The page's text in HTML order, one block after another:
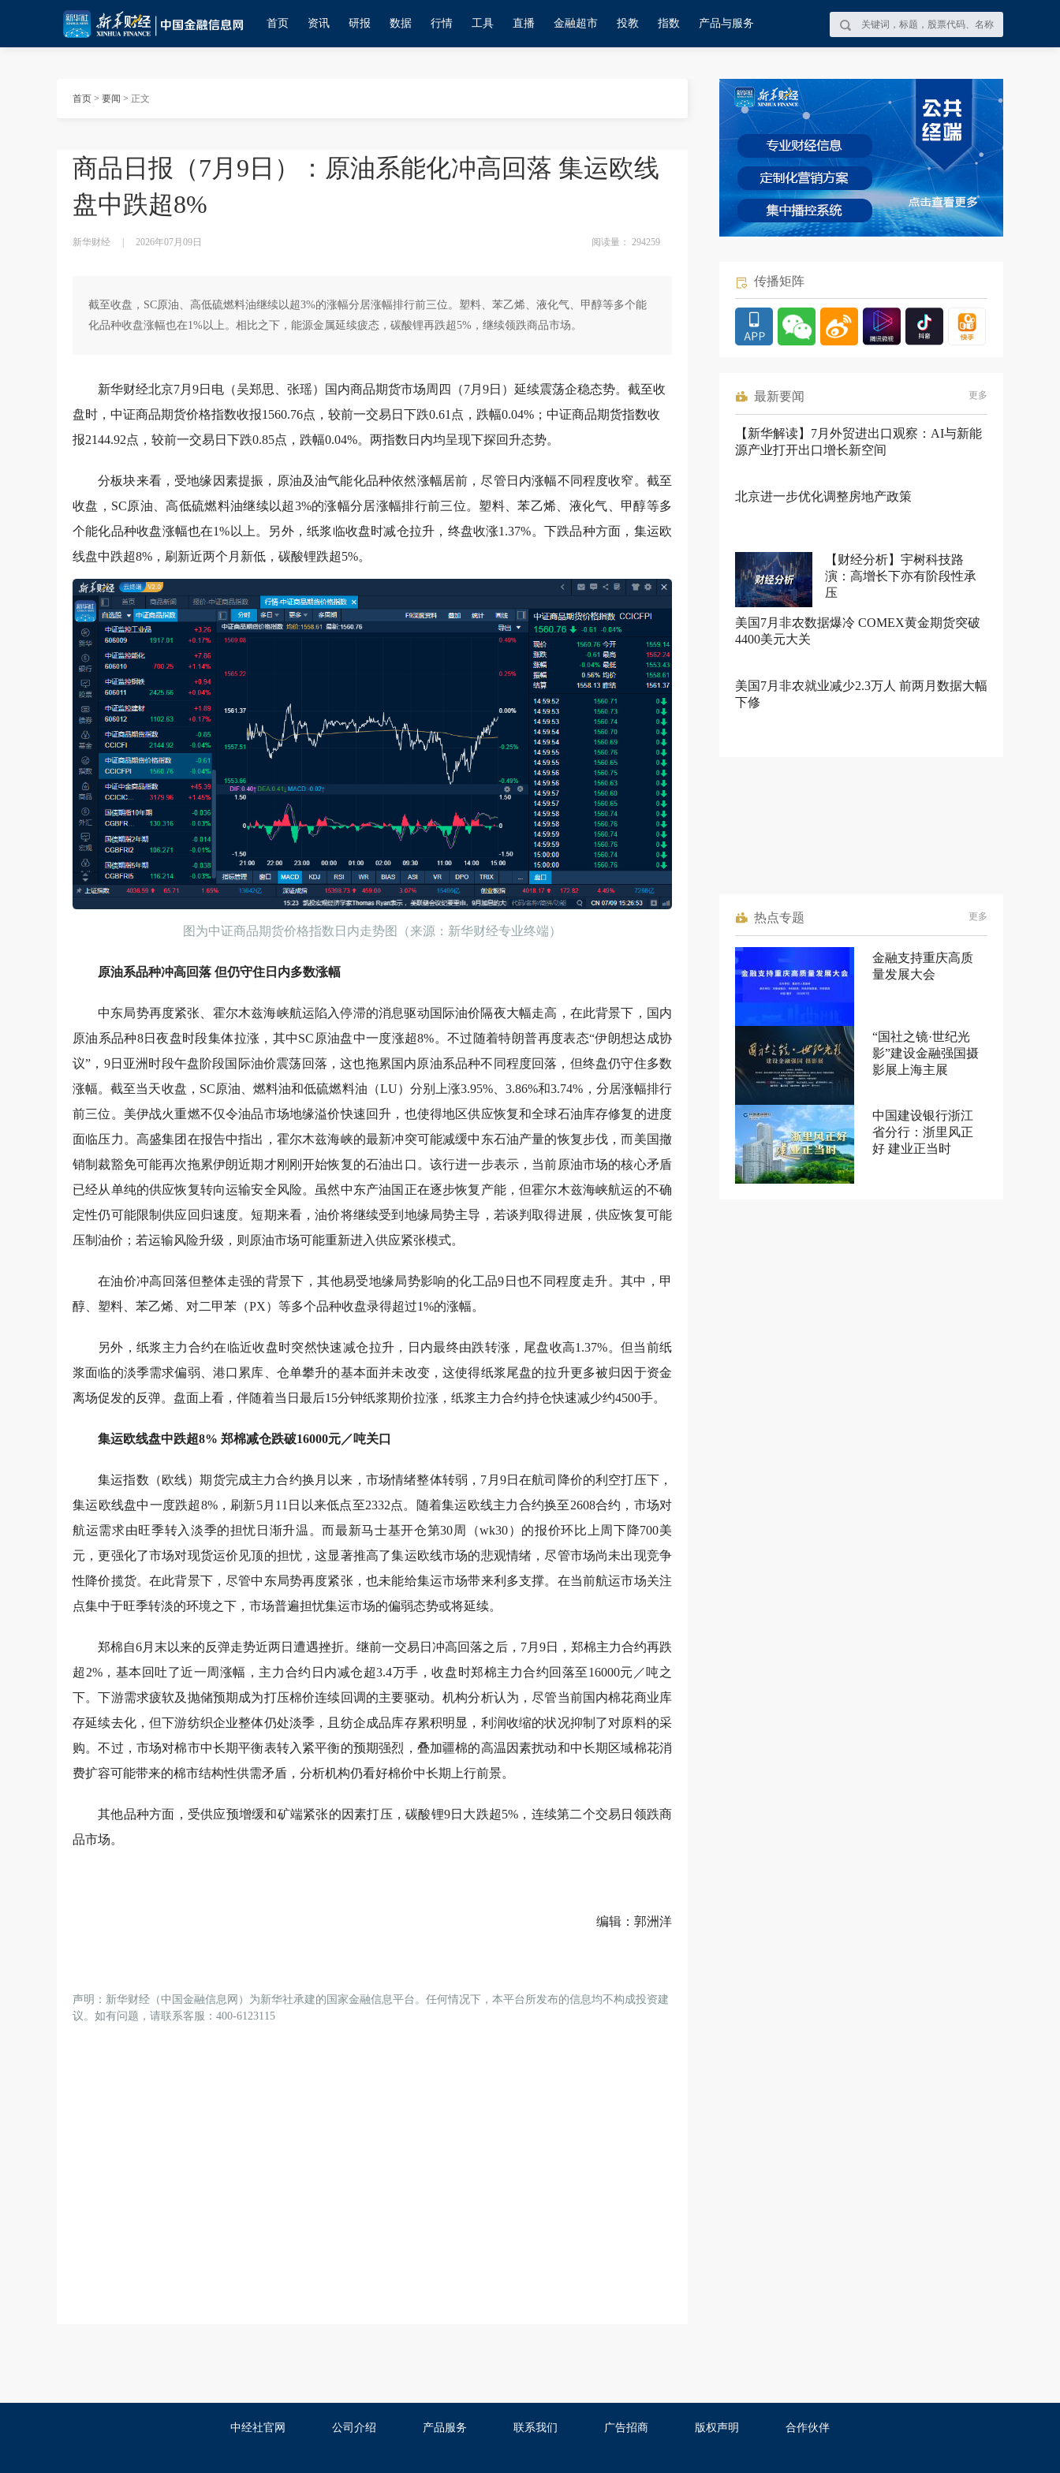
首页 资讯 研报 数据 行情 工具 直播 金融超市 投教 指数 产品与服务
首页 > 要闻 > 正文
商品日报（7月9日）：原油系能化冲高回落 集运欧线
盘中跌超8%
新华财经 2026年07月09日 阅读量： 294259
截至收盘，SC原油、高低硫燃料油继续以超3%的涨幅分居涨幅排行前三位。塑料、苯乙烯、液化气、甲醇等多个能
化品种收盘涨幅也在1%以上。相比之下，能源金属延续疲态，碳酸锂再跌超5%，继续领跌商品市场。
新华财经北京7月9日电（吴郑思、张瑶）国内商品期货市场周四（7月9日）延续震荡企稳态势。截至收
盘时，中证商品期货价格指数收报1560.76点，较前一交易日下跌0.61点，跌幅0.04%；中证商品期货指数收
报2144.92点，较前一交易日下跌0.85点，跌幅0.04%。两指数日内均呈现下探回升态势。
分板块来看，受地缘因素提振，原油及油气能化品种依然涨幅居前，尽管日内涨幅不同程度收窄。截至
收盘，SC原油、高低硫燃料油继续以超3%的涨幅分居涨幅排行前三位。塑料、苯乙烯、液化气、甲醇等多
个能化品种收盘涨幅也在1%以上。另外，纸浆临收盘时减仓拉升，终盘收涨1.37%。下跌品种方面，集运欧
线盘中跌超8%，刷新近两个月新低，碳酸锂跌超5%。
图为中证商品期货价格指数日内走势图（来源：新华财经专业终端）
原油系品种冲高回落 但仍守住日内多数涨幅
中东局势再度紧张、霍尔木兹海峡航运陷入停滞的消息驱动国际油价隔夜大幅走高，在此背景下，国内
原油系品种8日夜盘时段集体拉涨，其中SC原油盘中一度涨超8%。不过随着特朗普再度表态“伊朗想达成协
议”，9日亚洲时段午盘阶段国际油价震荡回落，这也拖累国内原油系品种不同程度回落，但终盘仍守住多数
涨幅。截至当天收盘，SC原油、燃料油和低硫燃料油（LU）分别上涨3.95%、3.86%和3.74%，分居涨幅排行
前三位。美伊战火重燃不仅令油品市场地缘溢价快速回升，也使得地区供应恢复和全球石油库存修复的进度
面临压力。 高盛集团在报告中指出，霍尔木兹海峡的最新冲突可能减缓中东石油产量的恢复步伐，而美国撤
销制裁豁免可能再次拖累伊朗近期才刚刚开始恢复的石油出口。该行进一步表示，当前原油市场的核心矛盾
已经从单纯的供应恢复转向运输安全风险。虽然中东产油国正在逐步恢复产能，但霍尔木兹海峡航运的不确
定性仍可能限制供应回归速度。短期来看，油价将继续受到地缘局势主导，若谈判取得进展，供应恢复可能
压制油价；若运输风险升级，则原油市场可能重新进入供应紧张模式。
在油价冲高回落但整体走强的背景下，其他易受地缘局势影响的化工品9日也不同程度走升。其中，甲
醇、塑料、苯乙烯、对二甲苯（PX）等多个品种收盘录得超过1%的涨幅。
另外，纸浆主力合约在临近收盘时突然快速减仓拉升，日内最终由跌转涨，尾盘收高1.37%。但当前纸
浆面临的淡季需求偏弱、港口累库、仓单攀升的基本面并未改变，这使得纸浆尾盘的拉升更多被归因于资金
离场促发的反弹。盘面上看，伴随着当日最后15分钟纸浆期价拉涨，纸浆主力合约持仓快速减少约4500手。
集运欧线盘中跌超8% 郑棉减仓跌破16000元／吨关口
集运指数（欧线）期货完成主力合约换月以来，市场情绪整体转弱，7月9日在航司降价的利空打压下，
集运欧线盘中一度跌超8%，刷新5月11日以来低点至2332点。随着集运欧线主力合约换至2608合约，市场对
航运需求由旺季转入淡季的担忧日渐升温。而最新马士基开仓第30周（wk30）的报价环比上周下降700美
元，更强化了市场对现货运价见顶的担忧，这显著推高了集运欧线市场的悲观情绪，尽管市场尚未出现竞争
性降价揽货。在此背景下，尽管中东局势再度紧张，也未能给集运市场带来利多支撑。在当前航运市场关注
点集中于旺季转淡的环境之下，市场普遍担忧集运市场的偏弱态势或将延续。
郑棉自6月末以来的反弹走势近两日遭遇挫折。继前一交易日冲高回落之后，7月9日，郑棉主力合约再跌
超2%，基本回吐了近一周涨幅，主力合约日内减仓超3.4万手，收盘时郑棉主力合约回落至16000元／吨之
下。下游需求疲软及抛储预期成为打压棉价连续回调的主要驱动。机构分析认为，尽管当前国内棉花商业库
存延续去化，但下游纺织企业整体仍处淡季，且纺企成品库存累积明显，利润收缩的状况抑制了对原料的采
购。不过，市场对棉市中长期平衡表转入紧平衡的预期强烈，叠加疆棉的高温因素扰动和中长期区域棉花消
费扩容可能带来的棉市结构性供需矛盾，分析机构仍看好棉价中长期上行前景。
其他品种方面，受供应预增缓和矿端紧张的因素打压，碳酸锂9日大跌超5%，连续第二个交易日领跌商
品市场。
编辑：郭洲洋
声明：新华财经（中国金融信息网）为新华社承建的国家金融信息平台。任何情况下，本平台所发布的信息均不构成投资建
议。如有问题，请联系客服：400-6123115
传播矩阵
最新要闻 更多
【新华解读】7月外贸进出口观察：AI与新能
源产业打开出口增长新空间
北京进一步优化调整房地产政策
【财经分析】宇树科技路
演：高增长下亦有阶段性承
压
美国7月非农数据爆冷 COMEX黄金期货突破
4400美元大关
美国7月非农就业减少2.3万人 前两月数据大幅
下修
热点专题 更多
金融支持重庆高质
量发展大会
“国社之镜·世纪光
影”建设金融强国摄
影展上海主展
中国建设银行浙江
省分行：浙里风正
好 建业正当时
中经社官网 公司介绍 产品服务 联系我们 广告招商 版权声明 合作伙伴